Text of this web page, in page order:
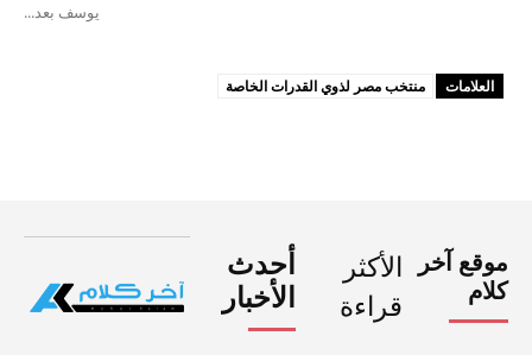
يوسف بعد...
العلامات منتخب مصر لذوي القدرات الخاصة
موقع آخر
كلام
الأكثر
قراءة
أحدث
الأخبار